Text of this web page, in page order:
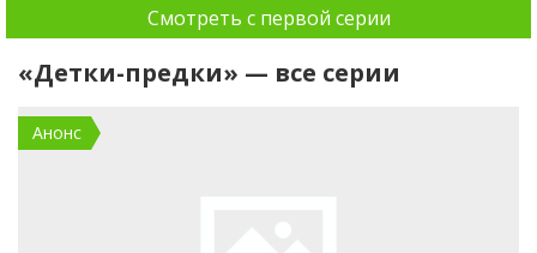
Смотреть с первой серии
«Детки-предки» — все серии
Анонс